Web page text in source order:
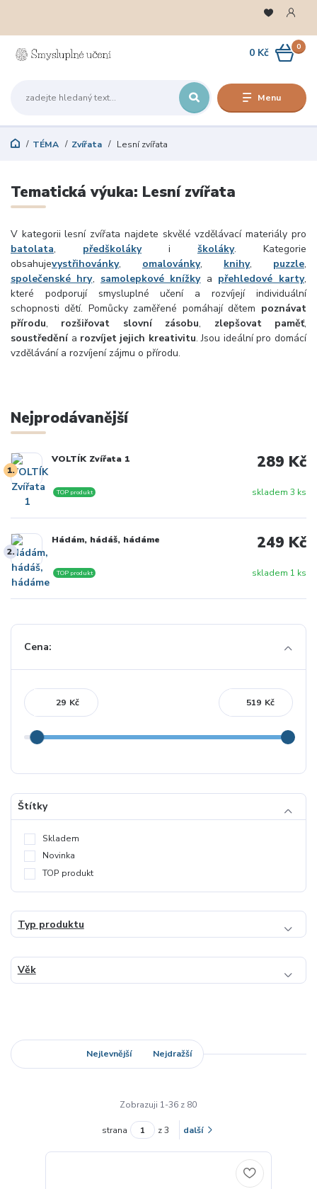
Menu
0
0 Kč
TÉMA Zvířata Lesní zvířata
Tematická výuka: Lesní zvířata
V kategorii lesní zvířata najdete skvělé vzdělávací materiály pro
batolata, předškolákyi školáky. Kategorie
obsahujevystřihovánky, omalovánky, knihy, puzzle,
společenské hry, samolepkové knížkya přehledové karty,
které podporují smysluplné učení a rozvíjejí individuální
schopnosti dětí. Pomůcky zaměřené pomáhají dětem poznávat
přírodu, rozšiřovat slovní zásobu, zlepšovat paměť,
soustředění a rozvíjet jejich kreativitu. Jsou ideální pro domácí
vzdělávání a rozvíjení zájmu o přírodu.
Nejprodávanější
1.
VOLTÍK Zvířata 1
skladem 3 ks
TOP produkt
289 Kč
2.
Hádám, hádáš, hádáme
skladem 1 ks
TOP produkt
249 Kč
Cena:
Kč Kč
Štítky
Skladem
Novinka
TOP produkt
Typ produktu
Věk
Nejlevnější Nejdražší
Zobrazuji 1-36 z 80
strana z 3 další